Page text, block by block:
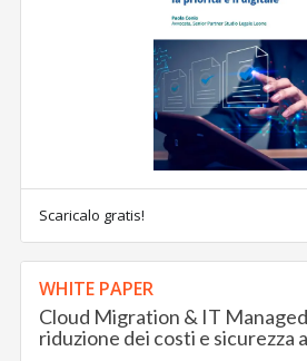
Scaricalo gratis!
WHITE PAPER
Cloud Migration & IT
riduzione dei costi e sicurezza